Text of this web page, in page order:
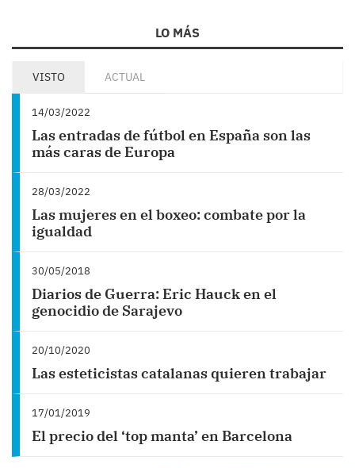
LO MÁS
VISTO ACTUAL
14/03/2022
Las entradas de fútbol en España son las
más caras de Europa
28/03/2022
Las mujeres en el boxeo: combate por la
igualdad
30/05/2018
Diarios de Guerra: Eric Hauck en el
genocidio de Sarajevo
20/10/2020
Las esteticistas catalanas quieren trabajar
17/01/2019
El precio del ‘top manta’ en Barcelona